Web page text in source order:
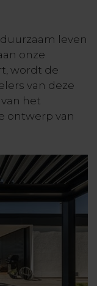
leven
onze
wordt de
van deze
het
ontwerp van